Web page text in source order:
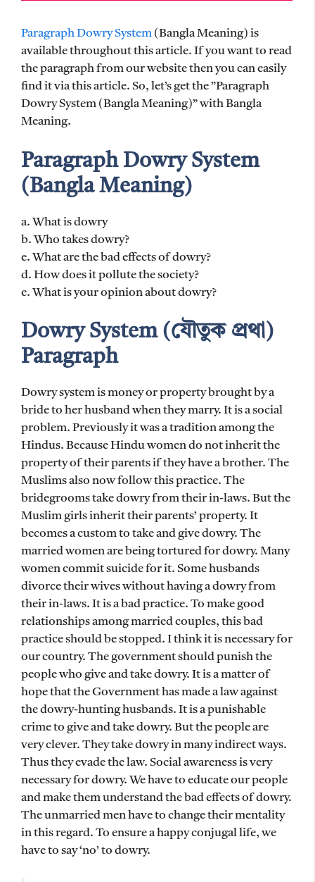
Paragraph Dowry System (Bangla Meaning) is
available throughout this article. If you want to read
the paragraph from our website then you can easily
find it via this article. So, let’s get the ”Paragraph
Dowry System (Bangla Meaning)” with Bangla
Meaning.
Paragraph Dowry System
(Bangla Meaning)
a. What is dowry
b. Who takes dowry?
e. What are the bad effects of dowry?
d. How does it pollute the society?
e. What is your opinion about dowry?
Dowry System (যৌতুক প্রথা)
Paragraph
Dowry system is money or property brought by a
bride to her husband when they marry. It is a social
problem. Previously it was a tradition among the
Hindus. Because Hindu women do not inherit the
property of their parents if they have a brother. The
Muslims also now follow this practice. The
bridegrooms take dowry from their in-laws. But the
Muslim girls inherit their parents’ property. It
becomes a custom to take and give dowry. The
married women are being tortured for dowry. Many
women commit suicide for it. Some husbands
divorce their wives without having a dowry from
their in-laws. It is a bad practice. To make good
relationships among married couples, this bad
practice should be stopped. I think it is necessary for
our country. The government should punish the
people who give and take dowry. It is a matter of
hope that the Government has made a law against
the dowry-hunting husbands. It is a punishable
crime to give and take dowry. But the people are
very clever. They take dowry in many indirect ways.
Thus they evade the law. Social awareness is very
necessary for dowry. We have to educate our people
and make them understand the bad effects of dowry.
The unmarried men have to change their mentality
in this regard. To ensure a happy conjugal life, we
have to say ‘no’ to dowry.